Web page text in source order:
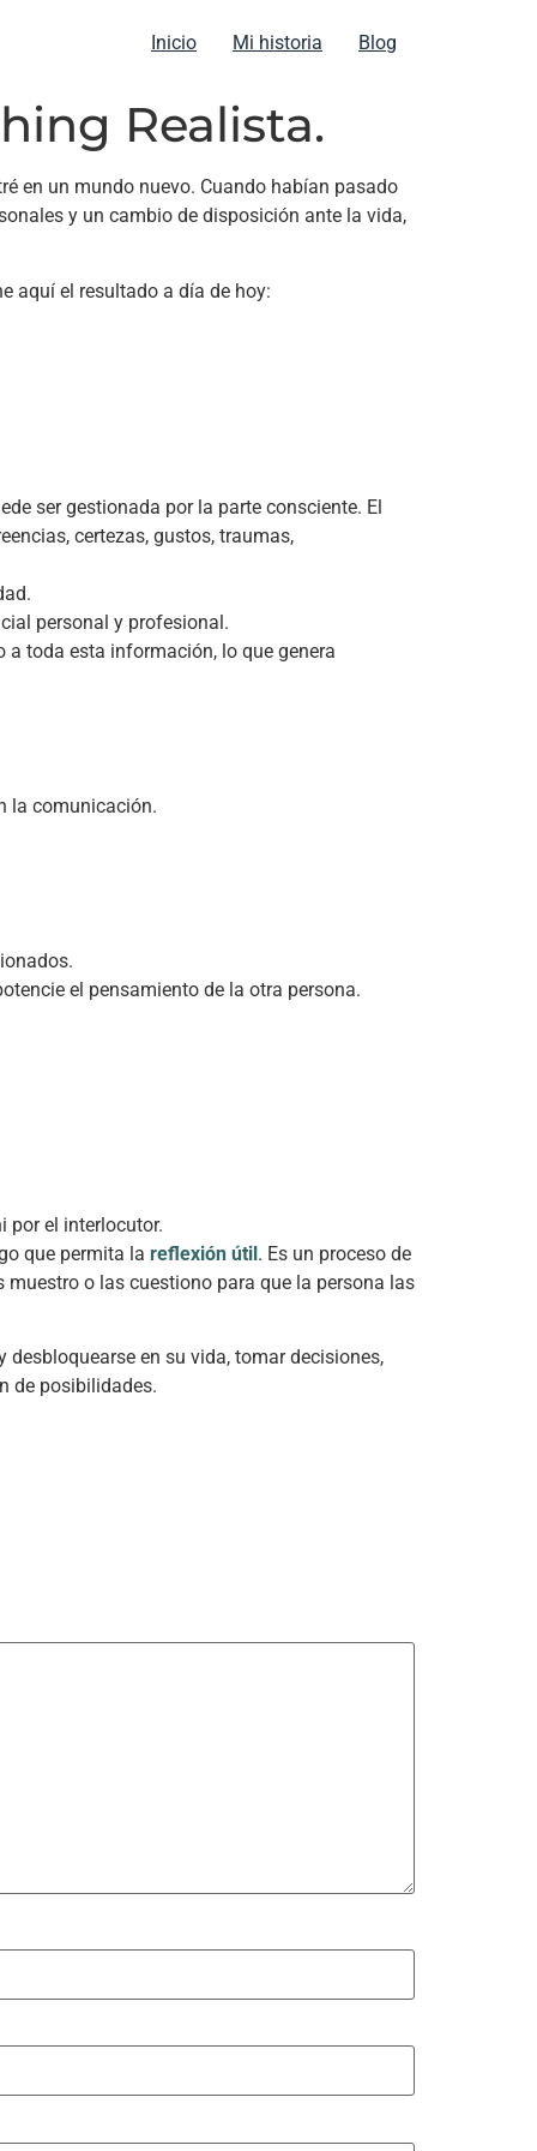
Inicio Mi historia Blog
Realista.
en un mundo nuevo. Cuando habían pasado
y un cambio de disposición ante la vida,
aquí el resultado a día de hoy:
ser gestionada por la parte consciente. El
certezas, gustos, traumas,
personal y profesional.
a toda esta información, lo que genera
la comunicación.
el pensamiento de la otra persona.
por el interlocutor.
que permita la reflexión útil. Es un proceso de
o las cuestiono para que la persona las
desbloquearse en su vida, tomar decisiones,
de posibilidades.